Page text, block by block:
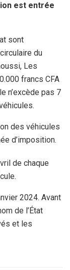
est entrée
sont
du
Les
francs CFA
n’excède pas 7
des véhicules
d’imposition.
de chaque
2024. Avant
de l’État
et les